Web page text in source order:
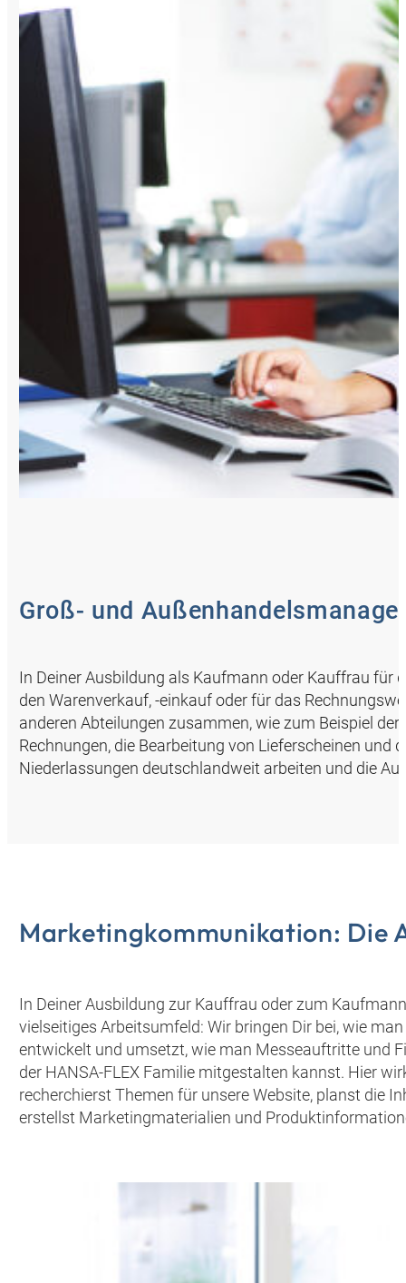
Groß- und
In Deiner Ausbildung als Kaufmann oder Kauffrau für
den Warenverkauf, -einkauf oder für das
anderen Abteilungen zusammen, wie zum Beispiel
Rechnungen, die Bearbeitung von Lieferscheinen und
Niederlassungen deutschlandweit arbeiten und die
Marketingkommunikation: Die
In Deiner Ausbildung zur Kauffrau oder zum
vielseitiges Arbeitsumfeld: Wir bringen Dir bei, wie
entwickelt und umsetzt, wie man Messeauftritte und
der HANSA‑FLEX Familie mitgestalten kannst. Hier
recherchierst Themen für unsere Website, planst die
erstellst Marketingmaterialien und